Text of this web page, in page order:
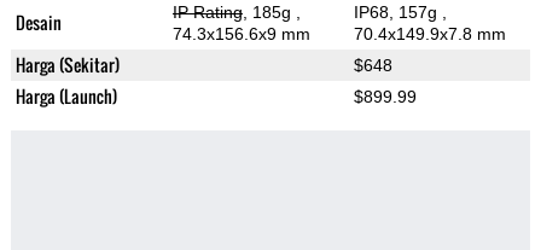
Desain IP Rating, 185g
74.3x156.6x9 mm
IP68, 157g
70.4x149.9x7.8 mm
Harga (Sekitar) $648
Harga (Launch) $899.99